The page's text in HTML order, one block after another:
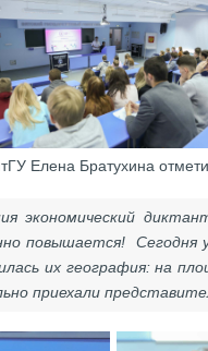
Елена Братухина
экономический
повышается! Сегодня
их география: на
приехали